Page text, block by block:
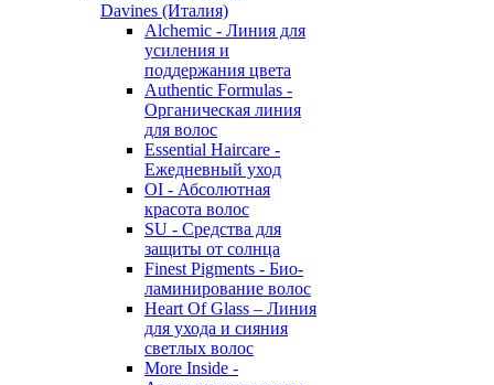
Davines (Италия)
Alchemic - Линия для
усиления и
поддержания цвета
Authentic Formulas -
Органическая линия
для волос
Essential Haircare -
Eжедневный уход
OI - Абсолютная
красота волос
SU - Средства для
защиты от солнца
Finest Pigments - Био-
ламинирование волос
Heart Of Glass – Линия
для ухода и сияния
светлых волос
More Inside -